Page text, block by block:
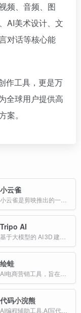
频、音频、图
AI美术设计、文
对话等核心能
作工具，更是万
全球用户提供高
。
小云雀
Tripo AI
绘蛙
代码小浣熊